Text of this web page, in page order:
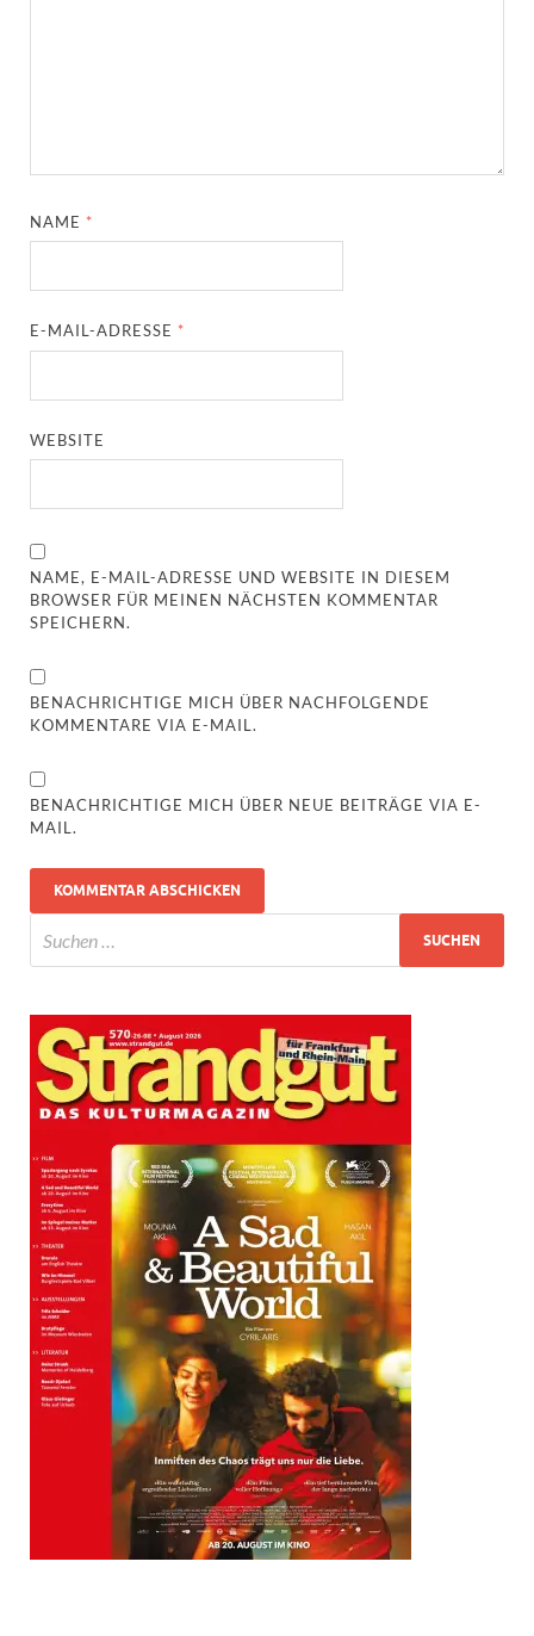
NAME *
E-MAIL-ADRESSE *
WEBSITE
NAME, E-MAIL-ADRESSE UND WEBSITE IN DIESEM
BROWSER FÜR MEINEN NÄCHSTEN KOMMENTAR
SPEICHERN.
BENACHRICHTIGE MICH ÜBER NACHFOLGENDE
KOMMENTARE VIA E-MAIL.
BENACHRICHTIGE MICH ÜBER NEUE BEITRÄGE VIA E-
MAIL.